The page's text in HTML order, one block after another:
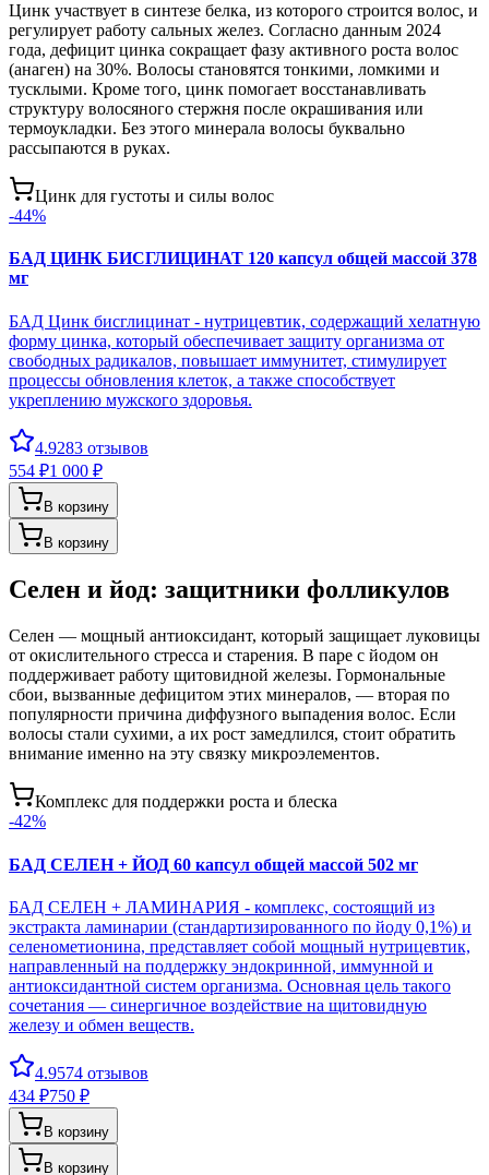
Цинк участвует в синтезе белка, из которого строится волос, и
регулирует работу сальных желез. Согласно данным 2024
года, дефицит цинка сокращает фазу активного роста волос
(анаген) на 30%. Волосы становятся тонкими, ломкими и
тусклыми. Кроме того, цинк помогает восстанавливать
структуру волосяного стержня после окрашивания или
термоукладки. Без этого минерала волосы буквально
рассыпаются в руках.
Цинк для густоты и силы волос
-44%
БАД ЦИНК БИСГЛИЦИНАТ 120 капсул общей массой 378
мг
БАД Цинк бисглицинат - нутрицевтик, содержащий хелатную
форму цинка, который обеспечивает защиту организма от
свободных радикалов, повышает иммунитет, стимулирует
процессы обновления клеток, а также способствует
укреплению мужского здоровья.
4.9283 отзывов
554 ₽1 000 ₽
В корзину
В корзину
Селен и йод: защитники фолликулов
Селен — мощный антиоксидант, который защищает луковицы
от окислительного стресса и старения. В паре с йодом он
поддерживает работу щитовидной железы. Гормональные
сбои, вызванные дефицитом этих минералов, — вторая по
популярности причина диффузного выпадения волос. Если
волосы стали сухими, а их рост замедлился, стоит обратить
внимание именно на эту связку микроэлементов.
Комплекс для поддержки роста и блеска
-42%
БАД СЕЛЕН + ЙОД 60 капсул общей массой 502 мг
БАД СЕЛЕН + ЛАМИНАРИЯ - комплекс, состоящий из
экстракта ламинарии (стандартизированного по йоду 0,1%) и
селенометионина, представляет собой мощный нутрицевтик,
направленный на поддержку эндокринной, иммунной и
антиоксидантной систем организма. Основная цель такого
сочетания — синергичное воздействие на щитовидную
железу и обмен веществ.
4.9574 отзывов
434 ₽750 ₽
В корзину
В корзину